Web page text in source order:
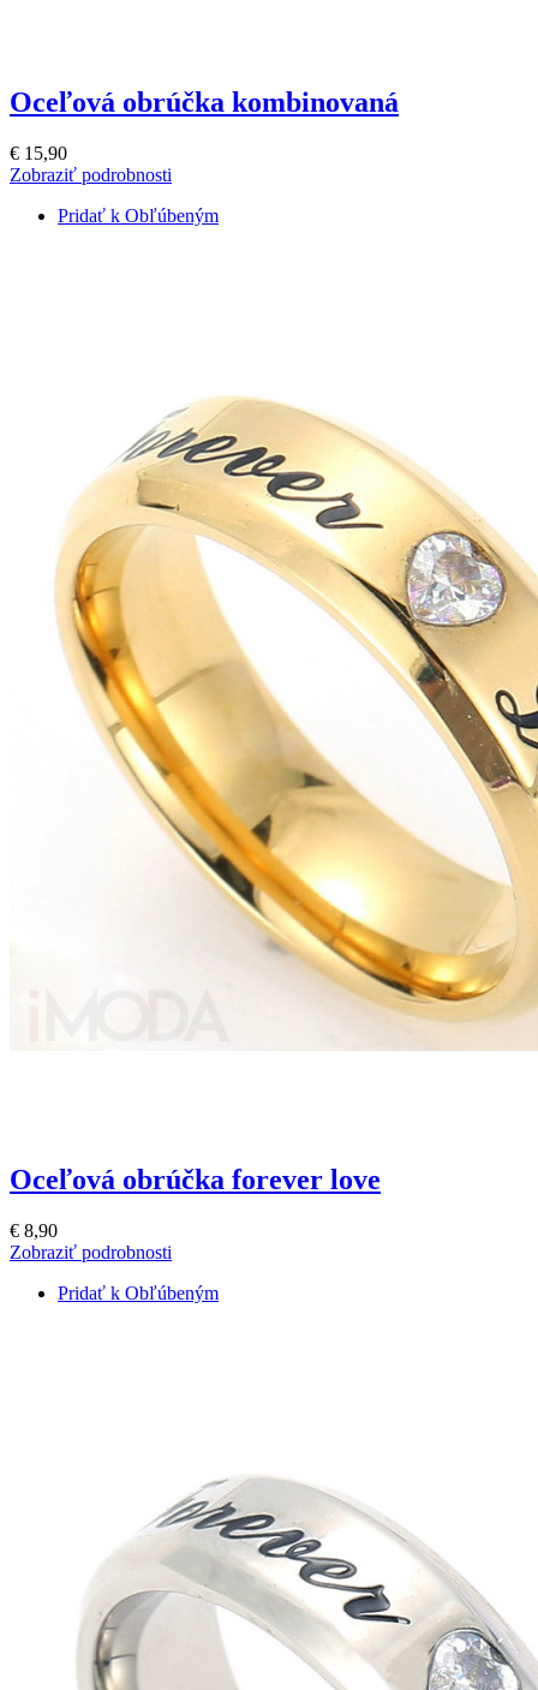
Oceľová obrúčka kombinovaná
€ 15,90
Zobraziť podrobnosti
Pridať k Obľúbeným
Oceľová obrúčka forever love
€ 8,90
Zobraziť podrobnosti
Pridať k Obľúbeným